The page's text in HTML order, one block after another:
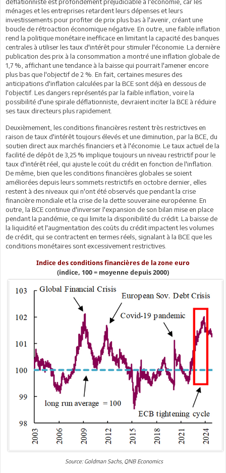
ménages et les entreprises retardent leurs dépenses et leurs
investissements pour profiter de prix plus bas à l'avenir, créant une
boucle de rétroaction économique négative. En outre, une faible inflation
rend la politique monétaire inefficace en limitant la capacité des banques
centrales à utiliser les taux d'intérêt pour stimuler l'économie. La dernière
publication des prix à la consommation a montré une inflation globale de
1,7 %, affichant une tendance à la baisse qui pourrait l'amener encore
plus bas que l'objectif de 2 %. En fait, certaines mesures des
anticipations d'inflation calculées par la BCE sont déjà en dessous de
l'objectif. Les dangers représentés par la faible inflation, voire la
possibilité d'une spirale déflationniste, devraient inciter la BCE à réduire
ses taux directeurs plus rapidement.
Deuxièmement, les conditions financières restent très restrictives en
raison de taux d'intérêt toujours élevés et une diminution, par la BCE, du
soutien direct aux marchés financiers et à l'économie. Le taux actuel de la
facilité de dépôt de 3,25 % implique toujours un niveau restrictif pour le
taux d'intérêt réel, qui ajuste le coût du crédit en fonction de l'inflation.
De même, bien que les conditions financières globales se soient
améliorées depuis leurs sommets restrictifs en octobre dernier, elles
restent à des niveaux qui n'ont été observés que pendant la crise
financière mondiale et la crise de la dette souveraine européenne. En
outre, la BCE continue d'inverser l'expansion de son bilan mise en place
pendant la pandémie, ce qui limite la disponibilité du crédit. La baisse de
la liquidité et l'augmentation des coûts du crédit impactent les volumes
de crédit, qui se contractent en termes réels, signalant à la BCE que les
conditions monétaires sont excessivement restrictives.
Indice des conditions financières de la zone euro
(indice, 100 = moyenne depuis 2000)
Source: Goldman Sachs, QNB Economics